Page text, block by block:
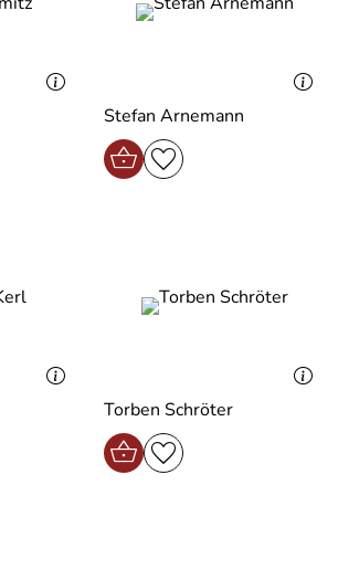
Stefan Arnemann
Torben Schröter